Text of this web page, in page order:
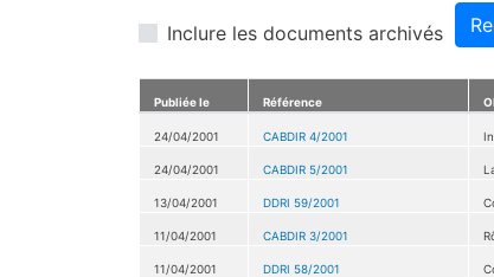
Inclure les documents archivés
Publiée le Référence
24/04/2001 CABDIR 4/2001
24/04/2001 CABDIR 5/2001
13/04/2001 DDRI 59/2001
11/04/2001 CABDIR 3/2001
11/04/2001 DDRI 58/2001